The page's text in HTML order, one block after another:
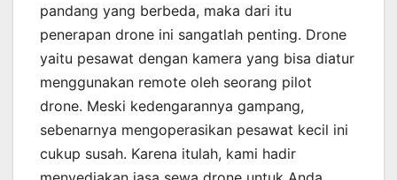
pandang yang berbeda, maka dari itu
penerapan drone ini sangatlah penting. Drone
yaitu pesawat dengan kamera yang bisa diatur
menggunakan remote oleh seorang pilot
drone. Meski kedengarannya gampang,
sebenarnya mengoperasikan pesawat kecil ini
cukup susah. Karena itulah, kami hadir